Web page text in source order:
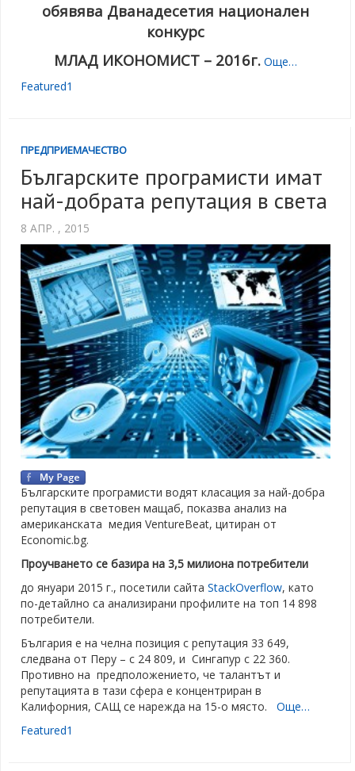
обявява Дванадесетия национален
конкурс
МЛАД ИКОНОМИСТ – 2016г. Още…
Featured1
ПРЕДПРИЕМАЧЕСТВО
Българските програмисти имат
най-добрата репутация в света
8 АПР. , 2015
Българските програмисти водят класация за най-добра
репутация в световен мащаб, показва анализ на
американската медия VentureBeat, цитиран от
Еconomic.bg.
Проучването се базира на 3,5 милиона потребители
до януари 2015 г., посетили сайта StackOverflow, като
по-детайлно са анализирани профилите на топ 14 898
потребители.
България е на челна позиция с репутация 33 649,
следвана от Перу – с 24 809, и Сингапур с 22 360.
Противно на предположението, че талантът и
репутацията в тази сфера е концентриран в
Калифорния, САЩ се нарежда на 15-о място. Още…
Featured1